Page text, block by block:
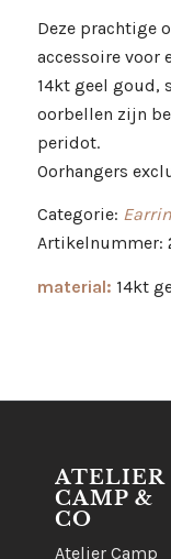
Deze prachtige
accessoire voor
14kt geel goud,
oorbellen zijn
peridot.
Oorhangers
Categorie:
Artikelnummer:
material: 14kt
ATELIER
CAMP &
CO
Atelier Camp